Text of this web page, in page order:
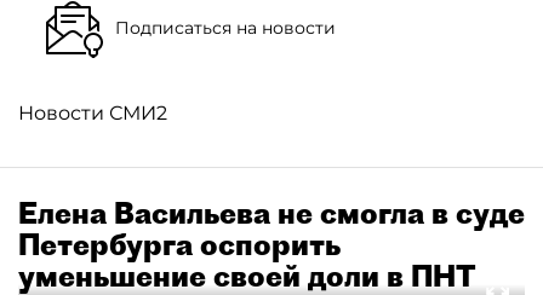
Подписаться на новости
Новости СМИ2
Елена Васильева не смогла в суде
Петербурга оспорить
уменьшение своей доли в ПНТ